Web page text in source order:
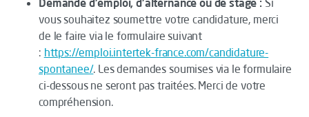
Demande d'emploi, d'alternance ou de stage : Si
vous souhaitez soumettre votre candidature, merci
de le faire via le formulaire suivant
: https://emploi.intertek-france.com/candidature-
spontanee/. Les demandes soumises via le formulaire
ci-dessous ne seront pas traitées. Merci de votre
compréhension.